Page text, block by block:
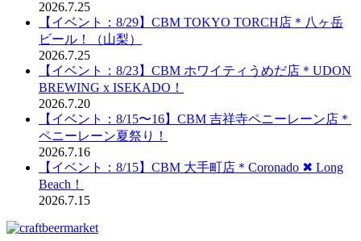
2026.7.25
【イベント：8/29】CBM TOKYO TORCH店＊八ヶ岳
ビール！（山梨）
2026.7.25
【イベント：8/23】CBM ホワイティうめだ店＊UDON
BREWING x ISEKADO！
2026.7.20
【イベント：8/15〜16】CBM 吉祥寺ペニーレーン店＊
ペニーレーン夏祭り！
2026.7.16
【イベント：8/15】CBM 大手町店＊Coronado ✖︎ Long
Beach！
2026.7.15